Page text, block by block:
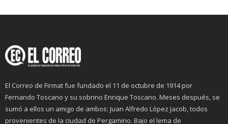
El Correo de Firmat fue fundado el 11 de octubre de 1914 por
Fernando Toscano y su sobrino Enrique Toscano. Meses después, se
sumó a ellos un amigo de ambos: Juan Alfredo López Jacob, todos
provenientes de la ciudad de Pergamino. Bajo el lema de